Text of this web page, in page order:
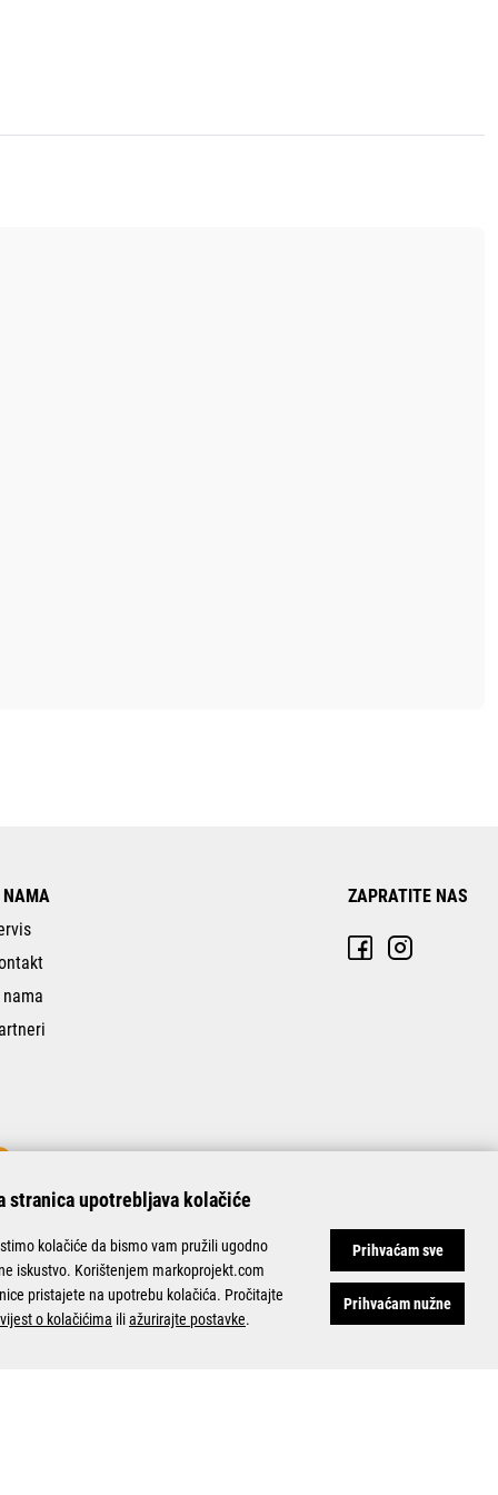
NAMA
nama
ZAPRATITE NAS
stranica upotrebljava kolačiće
kolačiće da bismo vam pružili ugodno
iskustvo. Korištenjem markoprojekt.com
pristajete na upotrebu kolačića. Pročitajte
o kolačićima iliažurirajte postavke.
Prihvaćam sve
Prihvaćam nužne